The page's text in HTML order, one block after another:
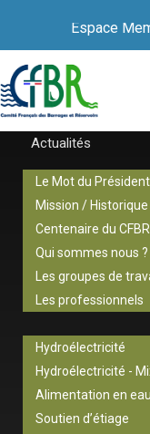
Espace
Actualités
Le Mot du Président
Mission / Historique
Centenaire du CFBR
Qui sommes nous ?
Les groupes de
Les professionnels
Hydroélectricité
Hydroélectricité -
Alimentation en eau
Soutien d’étiage